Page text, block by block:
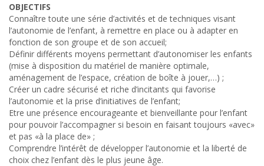
OBJECTIFS
Connaître toute une série d’activités et de techniques visant
l’autonomie de l’enfant, à remettre en place ou à adapter en
fonction de son groupe et de son accueil;
Définir différents moyens permettant d’autonomiser les enfants
(mise à disposition du matériel de manière optimale,
aménagement de l’espace, création de boîte à jouer,…) ;
Créer un cadre sécurisé et riche d’incitants qui favorise
l’autonomie et la prise d’initiatives de l’enfant;
Etre une présence encourageante et bienveillante pour l’enfant
pour pouvoir l’accompagner si besoin en faisant toujours «avec»
et pas «à la place de» ;
Comprendre l’intérêt de développer l’autonomie et la liberté de
choix chez l’enfant dès le plus jeune âge.